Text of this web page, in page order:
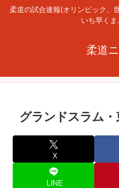
柔道の試合速報(オリンピック、
いち早く
柔道
グランドスラム
X
LINE